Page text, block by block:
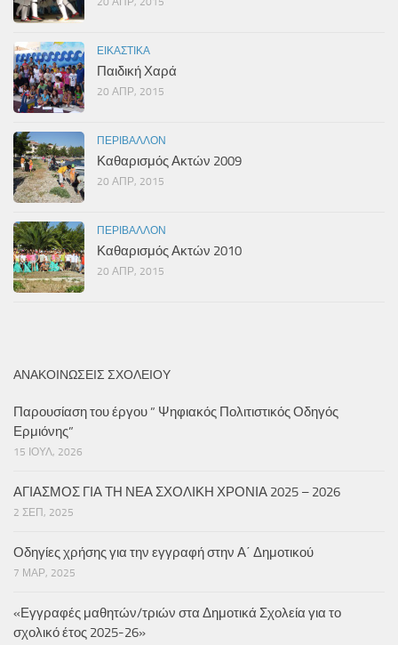
ΕΙΚΑΣΤΙΚΆ
Παιδική Χαρά
20 ΑΠΡ, 2015
ΠΕΡΙΒΆΛΛΟΝ
Καθαρισμός Ακτών 2009
20 ΑΠΡ, 2015
ΠΕΡΙΒΆΛΛΟΝ
Καθαρισμός Ακτών 2010
20 ΑΠΡ, 2015
ΑΝΑΚΟΙΝΏΣΕΙΣ ΣΧΟΛΕΊΟΥ
Παρουσίαση του έργου ” Ψηφιακός Πολιτιστικός Οδηγός
Ερμιόνης”
15 ΙΟΎΛ, 2026
ΑΓΙΑΣΜΟΣ ΓΙΑ ΤΗ ΝΕΑ ΣΧΟΛΙΚΗ ΧΡΟΝΙΑ 2025 – 2026
2 ΣΕΠ, 2025
Οδηγίες χρήσης για την εγγραφή στην Α΄ Δημοτικού
7 ΜΑΡ, 2025
«Εγγραφές μαθητών/τριών στα Δημοτικά Σχολεία για το
σχολικό έτος 2025-26»